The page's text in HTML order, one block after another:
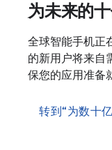
为未来的
全球智能手机正
的新用户将来自
保您的应用准备
转到“为数十